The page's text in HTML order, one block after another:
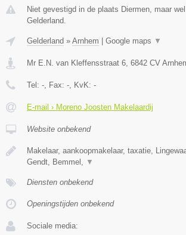
Niet gevestigd in de plaats Diermen, maar
Gelderland.
Gelderland » Arnhem Google maps ▼
Mr E.N. van Kleffensstraat 6, 6842 CV
Tel: -, Fax: -, KvK: -
E-mail › Moreno Joosten Makelaardij
Website onbekend
Makelaar, aankoopmakelaar, taxatie,
Gendt, Bemmel, ▼
Diensten onbekend
Openingstijden onbekend
Sociale media: